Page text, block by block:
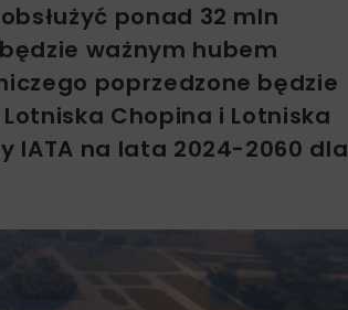
ponad 32 mln
ważnym hubem
poprzedzone będzie
Chopina i Lotniska
IATA na lata 2024-2060 dla